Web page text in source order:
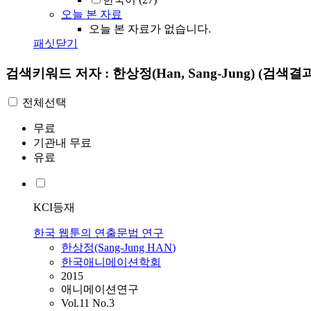
오늘 본 자료
오늘 본 자료가 없습니다.
패싯닫기
검색키워드 저자 : 한상정(Han, Sang-Jung) (검색결
전체선택
무료
기관내 무료
유료
KCI등재
한국 웹툰의 연출문법 연구
한상정(Sang-Jung HAN)
한국애니메이션학회
2015
애니메이션연구
Vol.11 No.3